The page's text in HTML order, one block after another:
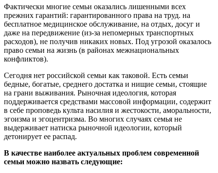
Фактически многие семьи оказались лишенными всех
прежних гарантий: гарантированного права на труд. на
бесплатное медицинское обслуживание, на отдых, досуг и
даже на передвижение (из-за непомер­ных транспортных
расходов), не получив никаких новых. Под угрозой оказалось
право семьи на жизнь (в районах межнациональных
конфликтов).
Сегодня нет российской семьи как таковой. Есть семьи
бедные, богатые, среднего достатка и нищие семьи, стоящие
на грани выживания. Рыночная идео­логия, которая
поддерживается средствами массовой информации, содержит
в себе проповедь культа наси­лия и жестокости, аморальности,
эгоизма и эгоцентриз­ма. Во многих случаях семья не
выдерживает натиска рыночной идеологии, который
детонирует ее распад.
В качестве наиболее актуальных проблем современ­ной
семьи можно назвать следующие: